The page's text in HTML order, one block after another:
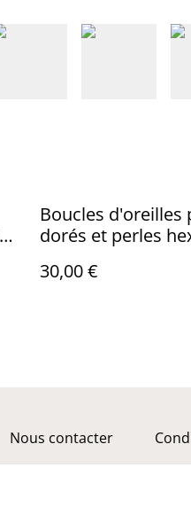
Boucles d'oreilles
dorés et perles
30,00 €
Nous contacter